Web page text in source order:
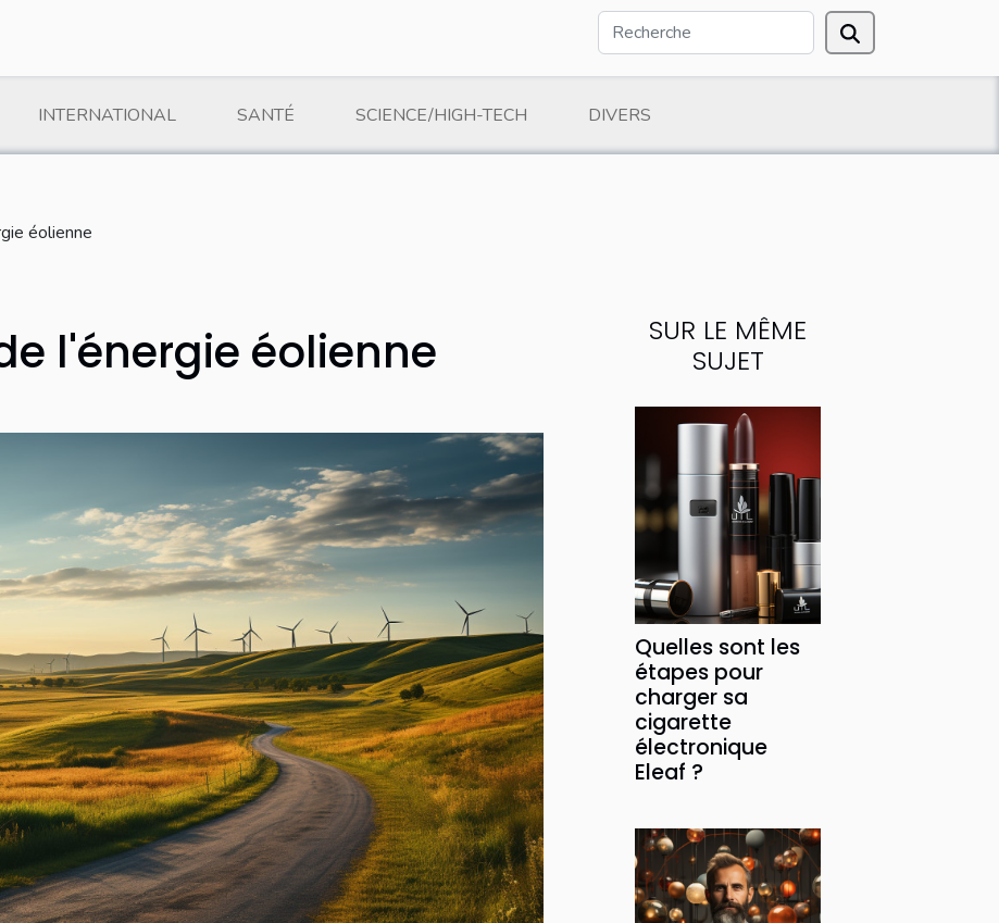
INTERNATIONAL SANTÉ SCIENCE/HIGH-TECH DIVERS
éolienne
l'énergie éolienne
SUR LE MÊME
SUJET
Quelles sont les
étapes pour
charger sa
cigarette
électronique
Eleaf ?